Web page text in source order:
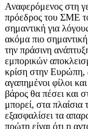
Αναφερόμενος στη
πρόεδρος του ΣΜΕ
σημαντική για
ακόμα πιο
την πράσινη
εμπορικών
κρίση στην Ευρώπη,
αγαπημένοι φίλοι
βάρος θα πέσει και
μπορεί, στα
εξασφαλίσει τα
πρώτη είναι ότι η